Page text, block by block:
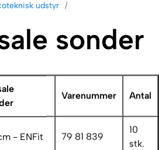
udstyr
sonder
Varenummer Antal
- ENFit 79 81 839
10
stk.